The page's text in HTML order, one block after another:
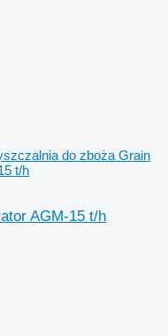
do zboża Grain
t/h
AGM-15 t/h